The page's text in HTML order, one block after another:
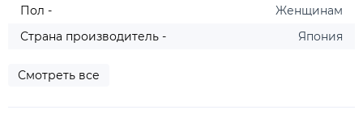
Пол -
Женщинам
Страна производитель -
Япония
Смотреть все